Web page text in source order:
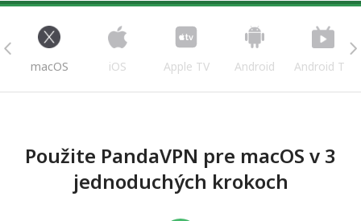
macOS iOS Apple TV Android Android TV
Použite PandaVPN pre macOS v 3
jednoduchých krokoch